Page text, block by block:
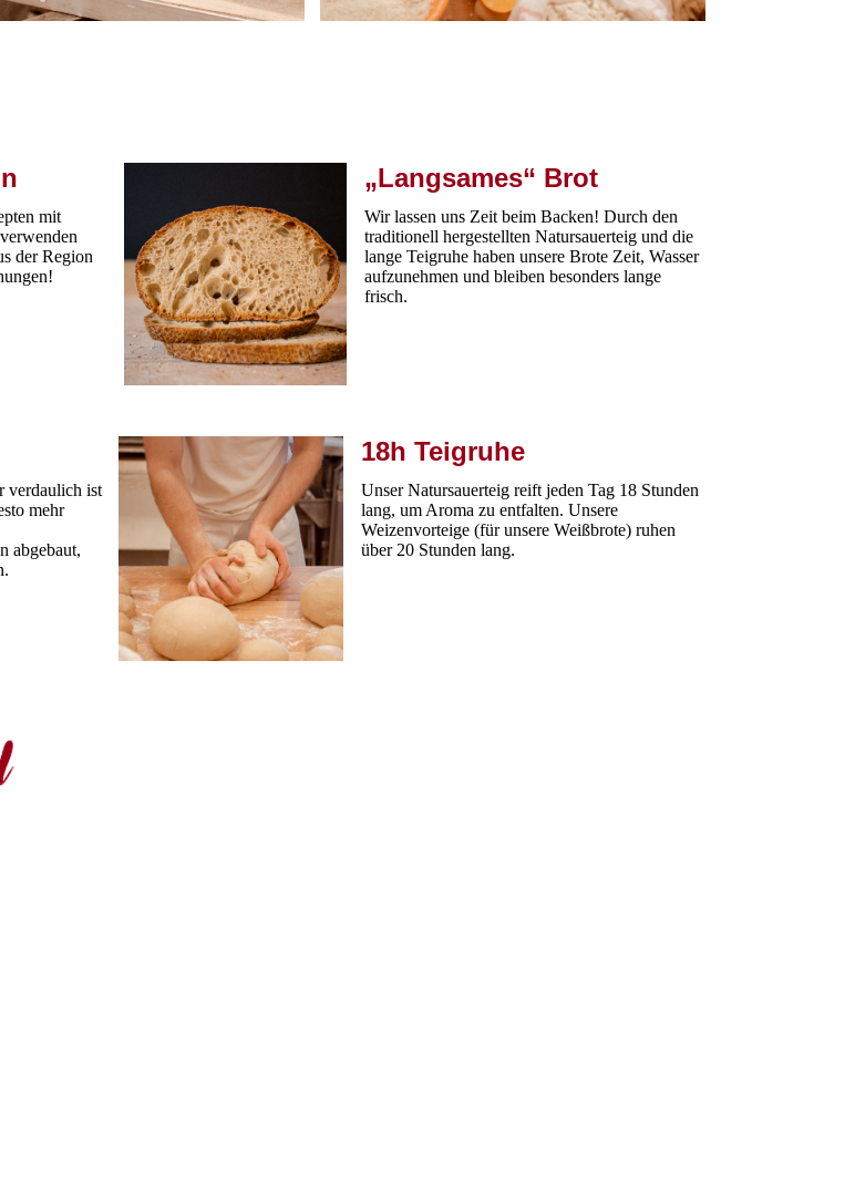
mit
der Region
„Langsames“ Brot
Wir lassen uns Zeit beim Backen! Durch den
traditionell hergestellten Natursauerteig und die
lange Teigruhe haben unsere Brote Zeit, Wasser
aufzunehmen und bleiben besonders lange
frisch.
verdaulich ist
mehr
abgebaut,
18h Teigruhe
Unser Natursauerteig reift jeden Tag 18 Stunden
lang, um Aroma zu entfalten. Unsere
Weizenvorteige (für unsere Weißbrote) ruhen
über 20 Stunden lang.